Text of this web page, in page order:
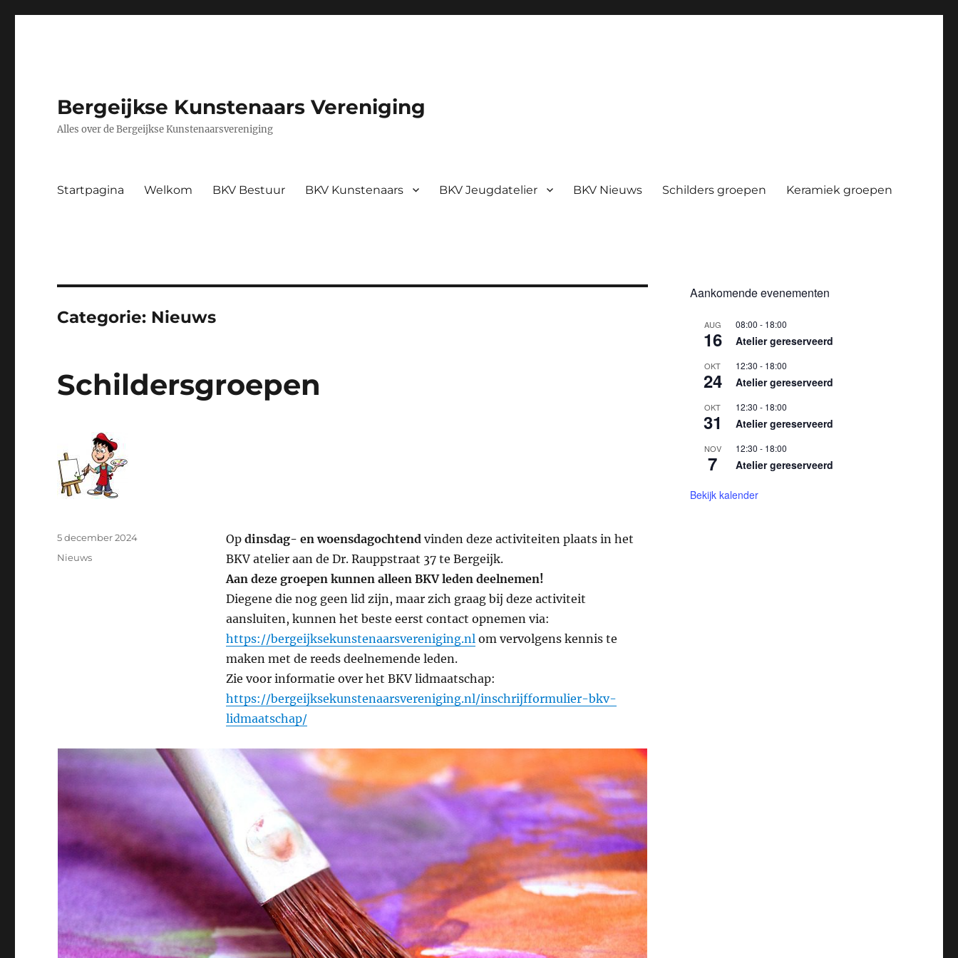
Bergeijkse Kunstenaars Vereniging
Alles over de Bergeijkse Kunstenaarsvereniging
Startpagina Welkom BKV Bestuur BKV Kunstenaars BKV Jeugdatelier BKV Nieuws Schilders groepen Keramiek groepen
Categorie: Nieuws
Schildersgroepen
Op dinsdag- en woensdagochtendvinden deze activiteiten plaats in het
BKV atelier aan de Dr. Rauppstraat 37 te Bergeijk.
Aan deze groepen kunnen alleen BKV leden deelnemen!
Diegene die nog geen lid zijn, maar zich graag bij deze activiteit
aansluiten, kunnen het beste eerst contact opnemen via:
https://bergeijksekunstenaarsvereniging.nlom vervolgens kennis te
maken met de reeds deelnemende leden.
Zie voor informatie over het BKV lidmaatschap:
https://bergeijksekunstenaarsvereniging.nl/inschrijfformulier-bkv-
lidmaatschap/
Geplaatst
op
5 december 2024
Categorieën
Nieuws
Aankomende evenementen
AUG
16
08:00 - 18:00
Atelier gereserveerd
OKT
24
12:30 - 18:00
Atelier gereserveerd
OKT
31
12:30 - 18:00
Atelier gereserveerd
NOV
7
12:30 - 18:00
Atelier gereserveerd
Bekijk kalender